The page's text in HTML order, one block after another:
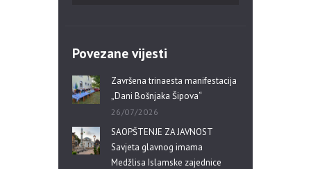
Povezane vijesti
Završena trinaesta manifestacija
„Dani Bošnjaka Šipova“
26/07/2026
SAOPŠTENJE ZA JAVNOST
Savjeta glavnog imama
Medžlisa Islamske zajednice